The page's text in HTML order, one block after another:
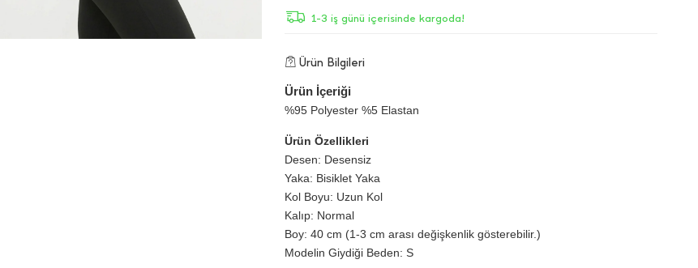
1-3 iş günü içerisinde kargoda!
Ürün Bilgileri
Ürün İçeriği
%95 Polyester %5 Elastan
Ürün Özellikleri
Desen: Desensiz
Yaka: Bisiklet Yaka
Kol Boyu: Uzun Kol
Kalıp: Normal
Boy: 40 cm (1-3 cm arası değişkenlik gösterebilir.)
Modelin Giydiği Beden: S